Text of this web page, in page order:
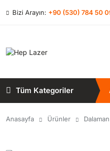
Bizi Arayın: +90 (530) 784 50
Tüm Kategoriler
Anasayfa Ürünler